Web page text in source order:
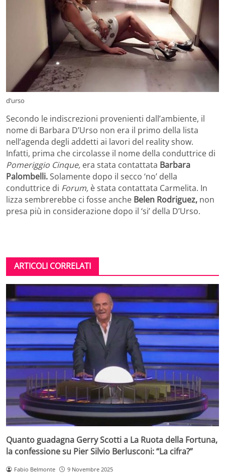
d’urso
Secondo le indiscrezioni provenienti dall’ambiente, il
nome di Barbara D’Urso non era il primo della lista
nell’agenda degli addetti ai lavori del reality show.
Infatti, prima che circolasse il nome della conduttrice di
Pomeriggio Cinque, era stata contattata Barbara
Palombelli.Solamente dopo il secco ‘no’ della
conduttrice di Forum, è stata contattata Carmelita. In
lizza sembrerebbe ci fosse anche Belen Rodriguez, non
presa più in considerazione dopo il ‘si’ della D’Urso.
ARTICOLI CORRELATI
Quanto guadagna Gerry Scotti a La Ruota della Fortuna,
la confessione su Pier Silvio Berlusconi: “La cifra?”
Fabio Belmonte 9 Novembre 2025